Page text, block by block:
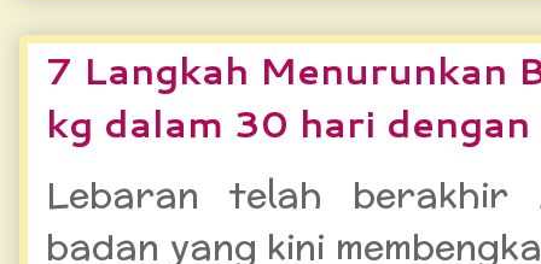
7 Langkah Menurunkan
kg dalam 30 hari
Lebaran telah berakhir
badan yang kini